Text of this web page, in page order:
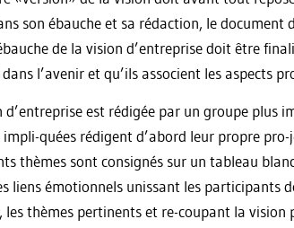
son ébauche et sa rédaction, le
de la vision d’entreprise doit être
l’avenir et qu’ils associent les aspects
d’entreprise est rédigée par un groupe plus
impli-quées rédigent d’abord leur propre
thèmes sont consignés sur un tableau
liens émotionnels unissant les participants
les thèmes pertinents et re-coupant la vision